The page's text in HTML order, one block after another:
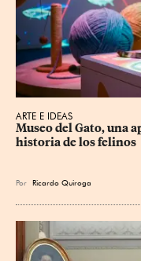
ARTE E IDEAS
Museo del Gato, una
historia de los felinos
Por Ricardo Quiroga